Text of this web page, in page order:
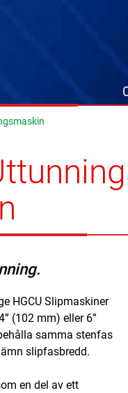
HGCU Slipmaskiner
(102 mm) eller 6”
samma stenfas
slipfasbredd.
en del av ett